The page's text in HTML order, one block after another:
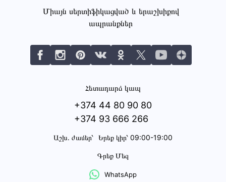
Միայն սերտիֆիկացված և երաշխիքով
ապրանքներ
Հետադարձ կապ
+374 44 80 90 80
+374 93 666 266
Աշխ․ ժամեր՝ Երեք կիր՝ 09:00-19:00
Գրեք Մեզ
WhatsApp